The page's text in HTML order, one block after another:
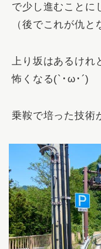
で少し進むことに
（後でこれが仇と
上り坂はあるけ
怖くなる(`･ω･´)
乗鞍で培った技術